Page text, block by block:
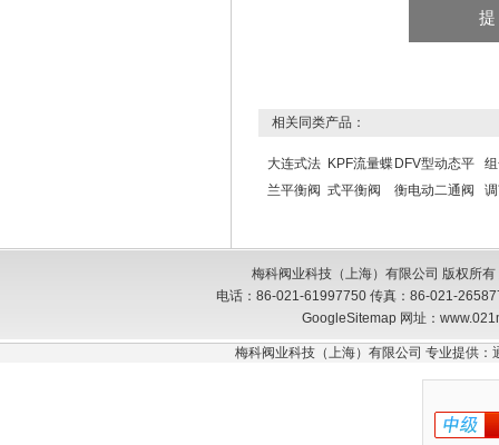
相关同类产品：
大连式法
兰平衡阀
KPF流量蝶
式平衡阀
DFV型动态平
衡电动二通阀
梅科阀业科技（上海）有限公司 版权所
电话：86-021-61997750 传真：86-021-
GoogleSitemap网址：
梅科阀业科技（上海）有限公司 专业提供